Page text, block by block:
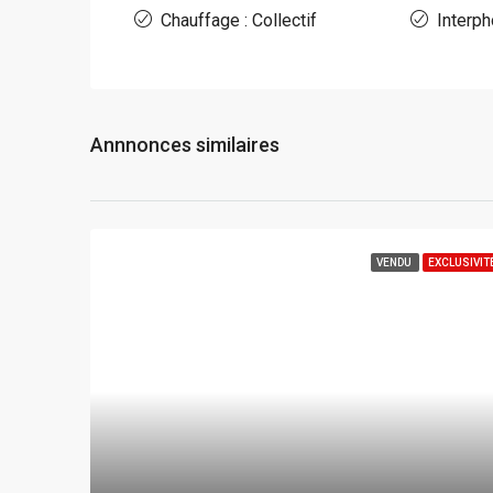
Chauffage : Collectif
Annnonces similaires
VENDU